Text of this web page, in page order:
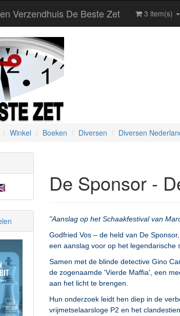
Verzendhuis De Beste Zet 3 item(s)
Winkel Boeken Diversen Diversen
De Sponsor -
"Aanslag op het Schaakfestival van
Godfried Vos – de held van De
een aanslag voor op het legendarische
Samen met de blinde detective Gino
de zogenaamde 'Vierde Maffia', een
aan het licht te brengen.
Hun onderzoek leidt hen diep in de
vrijmetselaarsloge P2 en het